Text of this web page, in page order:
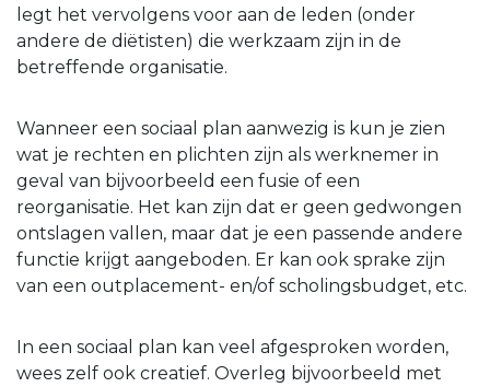
legt het vervolgens voor aan de leden (onder
andere de diëtisten) die werkzaam zijn in de
betreffende organisatie.
Wanneer een sociaal plan aanwezig is kun je zien
wat je rechten en plichten zijn als werknemer in
geval van bijvoorbeeld een fusie of een
reorganisatie. Het kan zijn dat er geen gedwongen
ontslagen vallen, maar dat je een passende andere
functie krijgt aangeboden. Er kan ook sprake zijn
van een outplacement- en/of scholingsbudget, etc.
In een sociaal plan kan veel afgesproken worden,
wees zelf ook creatief. Overleg bijvoorbeeld met